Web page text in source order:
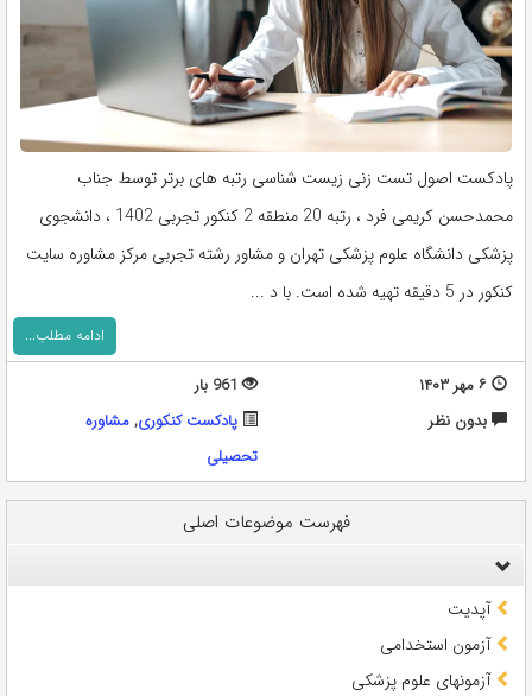
پادکست اصول تست زنی زیست شناسی رتبه های برتر توسط جناب
محمدحسن کریمی فرد ، رتبه 20 منطقه 2 کنکور تجربی 1402 ، دانشجوی
پزشکی دانشگاه علوم پزشکی تهران و مشاور رشته تجربی مرکز مشاوره سایت
کنکور در 5 دقیقه تهیه شده است. با د ...
ادامه مطلب...
۶ مهر ۱۴۰۳
961 بار
بدون نظر
پادکست کنکوری,مشاوره
تحصيلی
فهرست موضوعات اصلی
آپدیت
آزمون استخدامی
آزمونهای علوم پزشکی